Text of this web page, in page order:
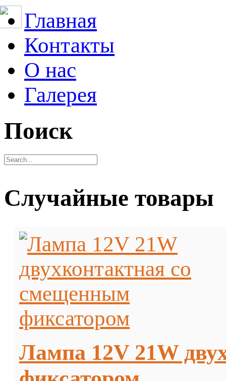
Главная
Контакты
О нас
Галерея
Поиск
Случайные товары
Лампа 12V 21W